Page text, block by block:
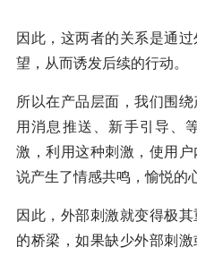
因此，这两者的关系是通
望，从而诱发后续的行动。
所以在产品层面，我们围
用消息推送、新手引导、
激，利用这种刺激，使用
说产生了情感共鸣，愉悦的
因此，外部刺激就变得极
的桥梁，如果缺少外部刺